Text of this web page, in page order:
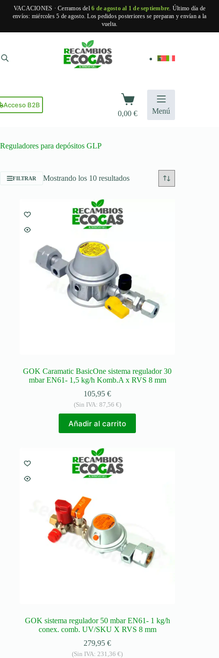
VACACIONES · Cerramos del6 de agosto al 1 de septiembre. Último día de
envíos: miércoles 5 de agosto. Los pedidos posteriores se preparan y envían a la
vuelta.
contenido
Acceso B2B
Carro
de
compra
0,00€ Menú
Reguladores para depósitos GLP
FILTRAR Mostrando los 10 resultadosOrdenado
GOK Caramatic BasicOne sistema regulador 30
mbar EN61- 1,5 kg/h Komb.A x RVS 8 mm
105,95€
(Sin IVA: 87,56 €)
Añadir al carrito
GOK sistema regulador 50 mbar EN61- 1 kg/h
conex. comb. UV/SKU X RVS 8 mm
279,95€
(Sin IVA: 231,36€)